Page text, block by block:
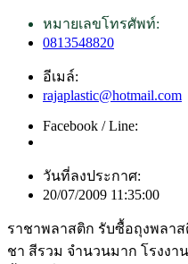
หมายเลขโทรศัพท์:
0813548820
อีเมล์:
rajaplastic@hotmail.com
Facebook / Line:
วันที่ลงประกาศ:
20/07/2009 11:35:00
ราชาพลาสติก รับซื้อถุงพลาส
ชา สีรวม จำนวนมาก โรงงา